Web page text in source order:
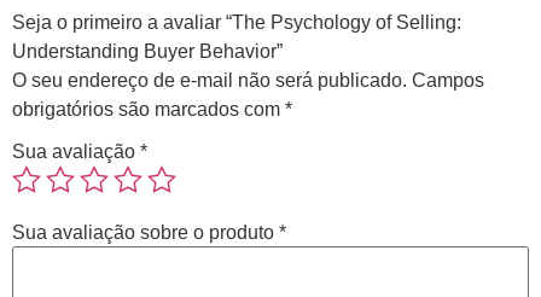
Seja o primeiro a avaliar “The Psychology of Selling:
Understanding Buyer Behavior”
O seu endereço de e-mail não será publicado. Campos
obrigatórios são marcados com *
Sua avaliação *
Sua avaliação sobre o produto *